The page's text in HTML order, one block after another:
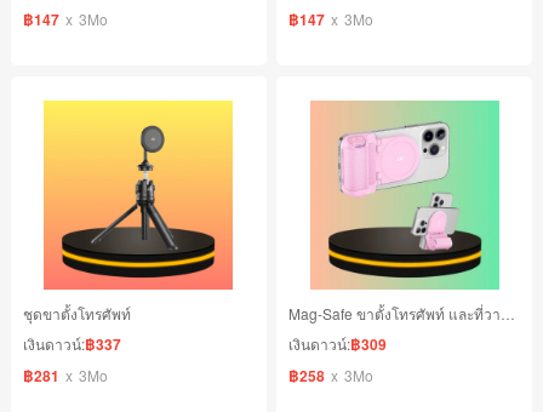
฿147 x 3Mo
฿147 x 3Mo
ชุดขาตั้งโทรศัพท์
เงินดาวน์:฿337
฿281 x 3Mo
เงินดาวน์:฿309
฿258 x 3Mo